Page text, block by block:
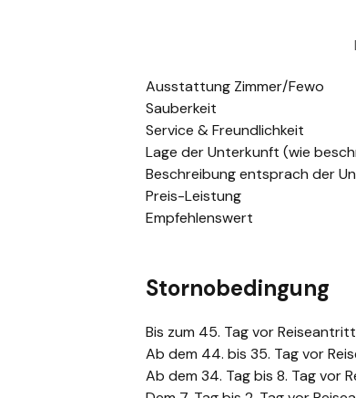
Ausstattung Zimmer/Fewo
Sauberkeit
Service & Freundlichkeit
Lage der Unterkunft (wie
Beschreibung entsprach der
Preis-Leistung
Empfehlenswert
Stornobedingung
Bis zum 45. Tag vor
Ab dem 44. bis 35. Tag vor
Ab dem 34. Tag bis 8. Tag vor